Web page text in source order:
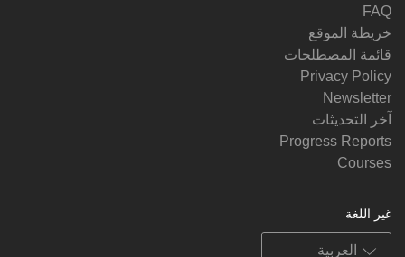
FAQ
خريطة الموقع
قائمة المصطلحات
Privacy Policy
Newsletter
آخر التحديثات
Progress Reports
Courses
غير اللغة